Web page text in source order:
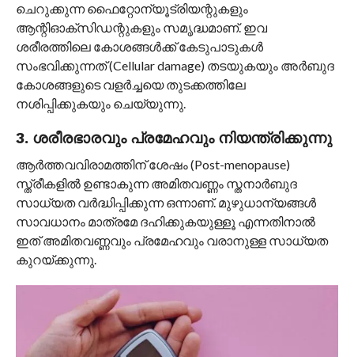
ചെറുക്കുന്ന ഫൈറ്റോന്യൂട്രിയന്റുകളും
ആന്റിഓക്‌സിഡന്റുകളും സമൃദ്ധമാണ്. ഇവ
ശരീരത്തിലെ കോശങ്ങൾക്ക് കേടുപാടുകൾ
സംഭവിക്കുന്നത് (Cellular damage) തടയുകയും അർബുദ
കോശങ്ങളുടെ വളർച്ചയെ തുടക്കത്തിലേ
നശിപ്പിക്കുകയും ചെയ്യുന്നു.
3. ശരീരഭാരവും പ്രമേഹവും നിയന്ത്രിക്കുന്നു
ആർത്തവവിരാമത്തിന് ശേഷം (Post-menopause)
സ്ത്രീകളിൽ ഉണ്ടാകുന്ന അമിതവണ്ണം സ്തനാർബുദ
സാധ്യത വർദ്ധിപ്പിക്കുന്ന ഒന്നാണ്. മുഴുധാന്യങ്ങൾ
സാവധാനം മാത്രമേ ദഹിക്കുകയുള്ളൂ എന്നതിനാൽ
ഇത് അമിതവണ്ണവും പ്രമേഹവും വരാനുള്ള സാധ്യത
കുറയ്ക്കുന്നു.